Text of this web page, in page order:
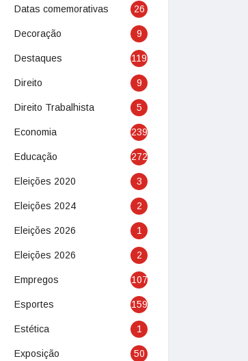
Datas comemorativas 26
Decoração 9
Destaques 119
Direito 9
Direito Trabalhista 5
Economia 239
Educação 272
Eleições 2020 3
Eleições 2024 2
Eleições 2026 1
Eleições 2026 2
Empregos 107
Esportes 159
Estética 1
Exposição 50